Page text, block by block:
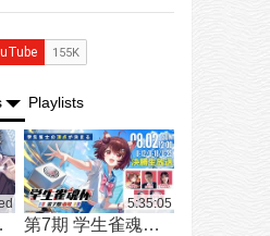
Playlists
】
5:35:05
第7期 学生雀魂杯 南場 決勝